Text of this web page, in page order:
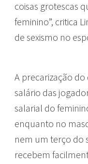
coisas grotescas
feminino”, critica
de sexismo no
A precarização
salário das
salarial do
enquanto no
nem um terço do
recebem